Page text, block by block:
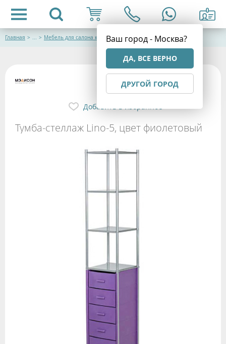
Ваш город - Москва?
ДА, ВСЕ ВЕРНО
ДРУГОЙ ГОРОД
Главная > ... > Мебель для салона красоты
Тумба-стеллаж Lino-5, цвет фиолетовый
Добавить в избранное